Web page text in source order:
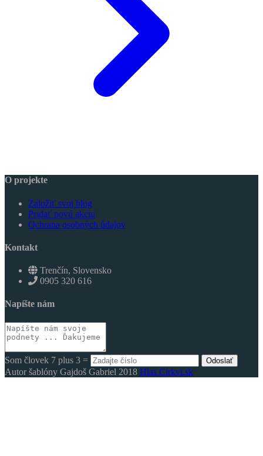
O projekte
Založiť svoj blog
Pridať novú akciu
Ochrana osobných údajov
Kontakt
Trenčín, Slovensko
0905 320 616
Napíšte nám
Som človek 7 plus 3 = Odoslať
Autor šablóny Gajdoš Gabriel 2018 Hlas Cirkvi.sk